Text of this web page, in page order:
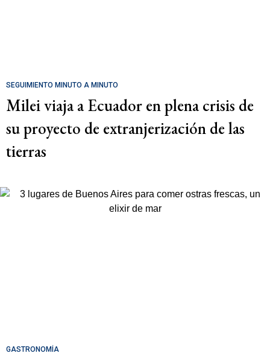
SEGUIMIENTO MINUTO A MINUTO
Milei viaja a Ecuador en plena crisis de
su proyecto de extranjerización de las
tierras
GASTRONOMÍA